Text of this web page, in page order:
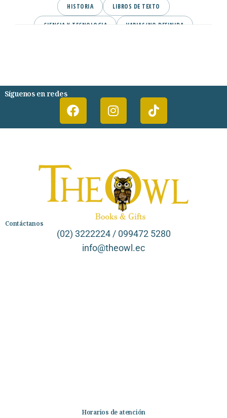
HISTORIA LIBROS DE TEXTO
CIENCIA Y TECNOLOGIA VARIAS/NO DEFINIDA
Síguenos en redes
Contáctanos
(02) 3222224 / 099472 5280
info@theowl.ec
Horarios de atención